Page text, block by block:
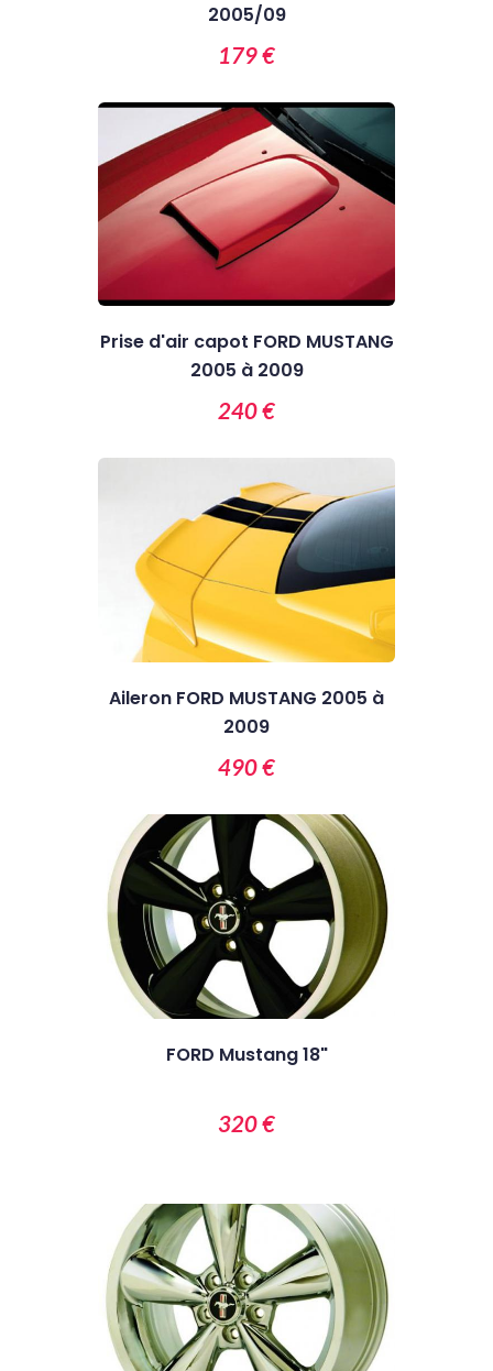
2005/09
179 €
Prise d'air capot FORD MUSTANG
2005 à 2009
240 €
Aileron FORD MUSTANG 2005 à
2009
490 €
FORD Mustang 18"
320 €